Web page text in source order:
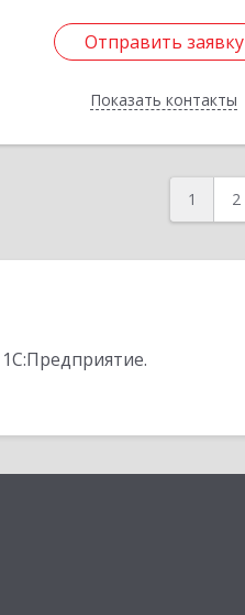
Отправить заявку
Показать контакты
Отправить заявку
Назад
1 2